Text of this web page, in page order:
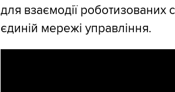
для взаємодії роботизованих
єдиній мережі управління.